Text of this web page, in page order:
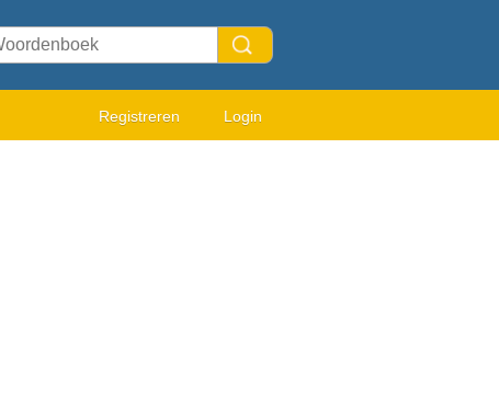
Registreren Login